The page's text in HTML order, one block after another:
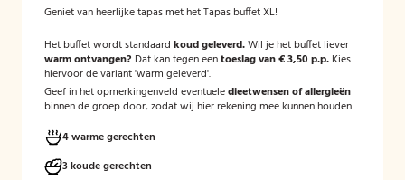
Geniet van heerlijke tapas met het Tapas buffet XL!
Het buffet wordt standaard koud geleverd.Wil je het buffet liever
warm ontvangen? Dat kan tegen eentoeslag van € 3,50 p.p. Kies
hiervoor de variant 'warm geleverd'.
Geef in het opmerkingenveld eventueledieetwensen of allergieën
binnen de groep door, zodat wij hier rekening mee kunnen houden.
4 warme gerechten
3 koude gerechten